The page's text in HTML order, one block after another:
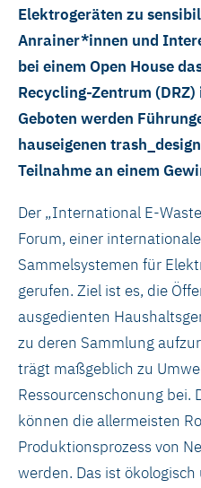
Elektrogeräten zu
Anrainer*innen und
bei einem Open House
Recycling-Zentrum
Geboten werden
hauseigenen
Teilnahme an einem
Der „International E-
Forum, einer
Sammelsystemen für
gerufen. Ziel ist es, die
ausgedienten
zu deren Sammlung
trägt maßgeblich zu
Ressourcenschonung bei.
können die allermeisten
Produktionsprozess von
werden. Das ist